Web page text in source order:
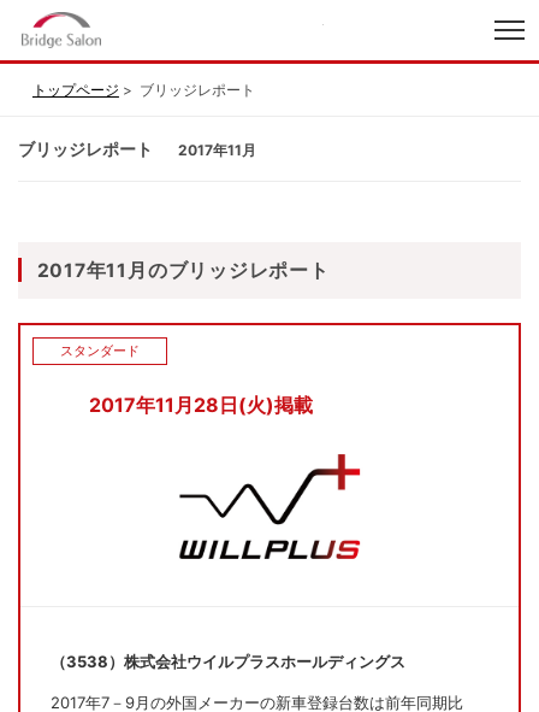
トップページ ブリッジレポート
ブリッジレポート 2017年11月
2017年11月のブリッジレポート
2017年11月28日(火)掲載
スタンダード
（3538）株式会社ウイルプラスホールディングス
2017年7－9月の外国メーカーの新車登録台数は前年同期比